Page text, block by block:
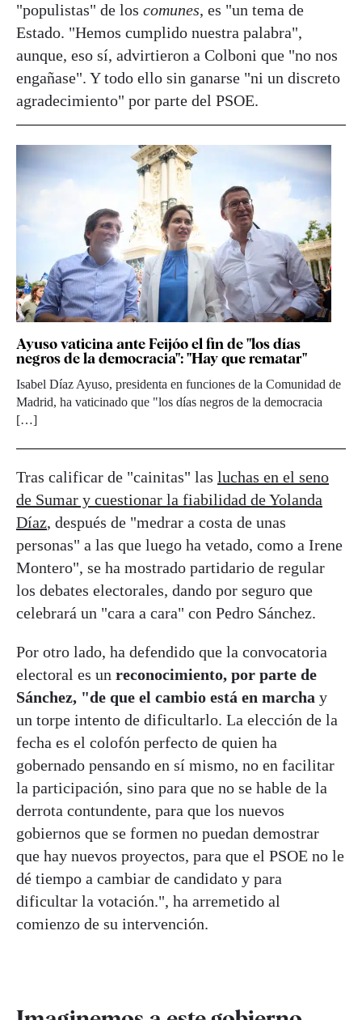
"populistas" de los comunes, es "un tema de
Estado. "Hemos cumplido nuestra palabra",
aunque, eso sí, advirtieron a Colboni que "no nos
engañase". Y todo ello sin ganarse "ni un discreto
agradecimiento" por parte del PSOE.
Ayuso vaticina ante Feijóo el fin de "los días
negros de la democracia": "Hay que rematar"
Isabel Díaz Ayuso, presidenta en funciones de la Comunidad de
Madrid, ha vaticinado que "los días negros de la democracia
[…]
Tras calificar de "cainitas" las luchas en el seno
de Sumar y cuestionar la fiabilidad de Yolanda
Díaz, después de "medrar a costa de unas
personas" a las que luego ha vetado, como a Irene
Montero", se ha mostrado partidario de regular
los debates electorales, dando por seguro que
celebrará un "cara a cara" con Pedro Sánchez.
Por otro lado, ha defendido que la convocatoria
electoral es un reconocimiento, por parte de
Sánchez, "de que el cambio está en marcha y
un torpe intento de dificultarlo. La elección de la
fecha es el colofón perfecto de quien ha
gobernado pensando en sí mismo, no en facilitar
la participación, sino para que no se hable de la
derrota contundente, para que los nuevos
gobiernos que se formen no puedan demostrar
que hay nuevos proyectos, para que el PSOE no le
dé tiempo a cambiar de candidato y para
dificultar la votación.", ha arremetido al
comienzo de su intervención.